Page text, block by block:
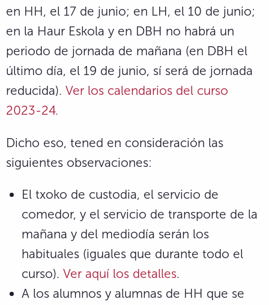
en HH, el 17 de junio; en LH, el 10 de junio;
en la Haur Eskola y en DBH no habrá un
periodo de jornada de mañana (en DBH el
último día, el 19 de junio, sí será de jornada
reducida). Ver los calendarios del curso
2023-24.
Dicho eso, tened en consideración las
siguientes observaciones:
El txoko de custodia, el servicio de
comedor, y el servicio de transporte de la
mañana y del mediodía serán los
habituales (iguales que durante todo el
curso). Ver aquí los detalles.
A los alumnos y alumnas de HH que se